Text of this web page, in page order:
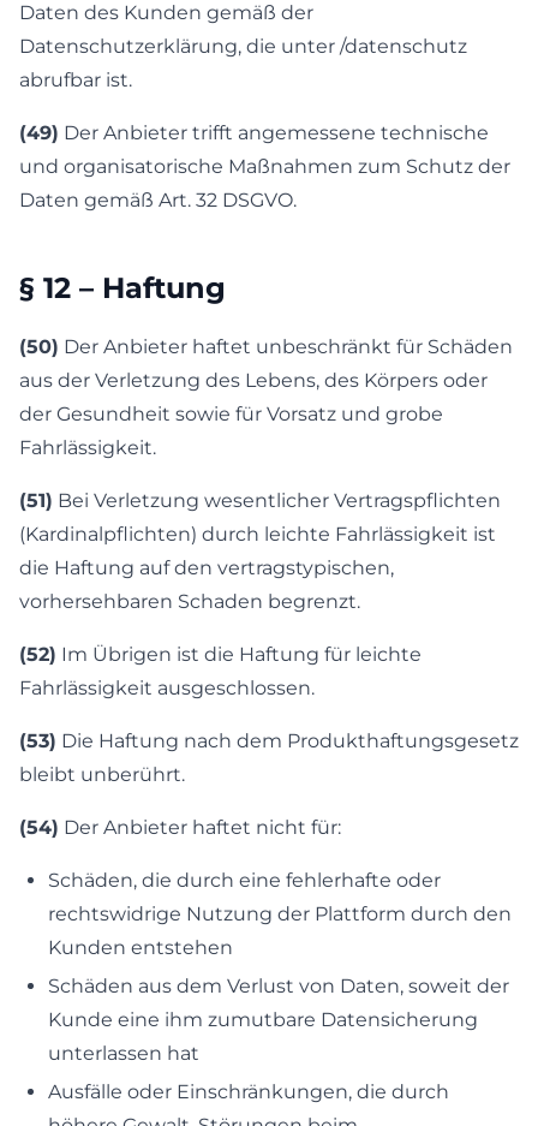
Daten des Kunden gemäß der
Datenschutzerklärung, die unter /datenschutz
abrufbar ist.
(49) Der Anbieter trifft angemessene technische
und organisatorische Maßnahmen zum Schutz der
Daten gemäß Art. 32 DSGVO.
§ 12 – Haftung
(50) Der Anbieter haftet unbeschränkt für Schäden
aus der Verletzung des Lebens, des Körpers oder
der Gesundheit sowie für Vorsatz und grobe
Fahrlässigkeit.
(51) Bei Verletzung wesentlicher Vertragspflichten
(Kardinalpflichten) durch leichte Fahrlässigkeit ist
die Haftung auf den vertragstypischen,
vorhersehbaren Schaden begrenzt.
(52) Im Übrigen ist die Haftung für leichte
Fahrlässigkeit ausgeschlossen.
(53) Die Haftung nach dem Produkthaftungsgesetz
bleibt unberührt.
(54) Der Anbieter haftet nicht für:
Schäden, die durch eine fehlerhafte oder
rechtswidrige Nutzung der Plattform durch den
Kunden entstehen
Schäden aus dem Verlust von Daten, soweit der
Kunde eine ihm zumutbare Datensicherung
unterlassen hat
Ausfälle oder Einschränkungen, die durch